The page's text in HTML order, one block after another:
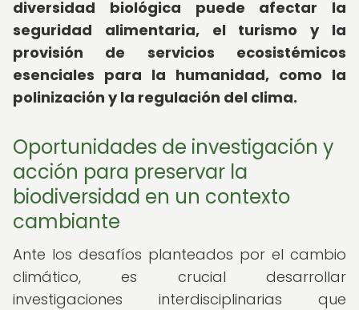
diversidad biológica puede afectar la
seguridad alimentaria, el turismo y la
provisión de servicios ecosistémicos
esenciales para la humanidad, como la
polinización y la regulación del clima.
Oportunidades de investigación y
acción para preservar la
biodiversidad en un contexto
cambiante
Ante los desafíos planteados por el cambio
climático, es crucial desarrollar
investigaciones interdisciplinarias que